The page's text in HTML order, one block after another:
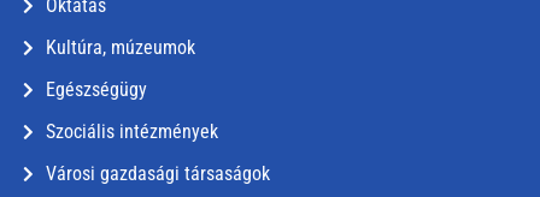
Oktatás
Kultúra, múzeumok
Egészségügy
Szociális intézmények
Városi gazdasági társaságok